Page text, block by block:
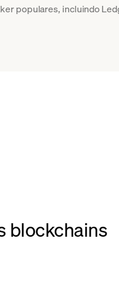
populares, incluindo
blockchains